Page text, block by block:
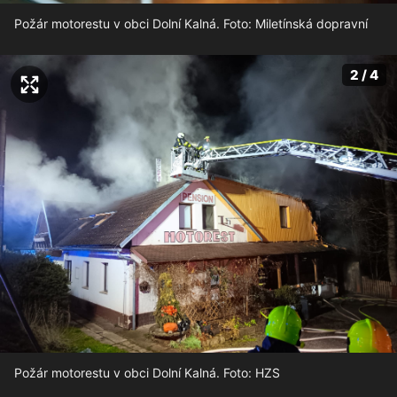
Požár motorestu v obci Dolní Kalná. Foto: Miletínská dopravní
2 / 4
Požár motorestu v obci Dolní Kalná. Foto: HZS